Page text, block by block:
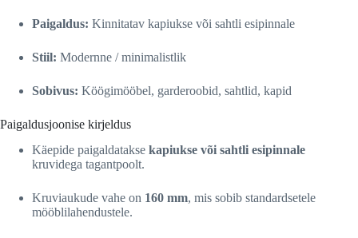
Paigaldus: Kinnitatav kapiukse või sahtli esipinnale
Stiil: Modernne / minimalistlik
Sobivus: Köögimööbel, garderoobid, sahtlid, kapid
Paigaldusjoonise kirjeldus
Käepide paigaldatakse kapiukse või sahtli esipinnale
kruvidega tagantpoolt.
Kruviaukude vahe on 160 mm, mis sobib standardsetele
mööblilahendustele.